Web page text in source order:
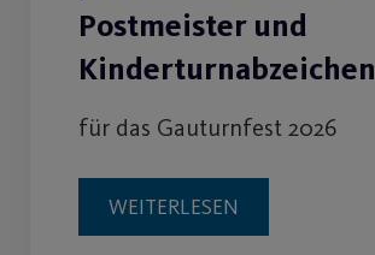
Postmeister und
Kinderturnabzeichen
für das Gauturnfest 2026
WEITERLESEN